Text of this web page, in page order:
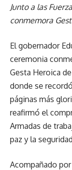
Junto a las
conmemora
El gobernador
ceremonia
Gesta Heroica
donde se
páginas más
reafirmó el
Armadas de
paz y la
Acompañado